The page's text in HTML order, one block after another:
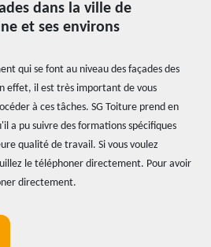
dans la ville de
et ses environs
qui se font au niveau des façades des
effet, il est très important de vous
à ces tâches. SG Toiture prend en
a pu suivre des formations spécifiques
qualité de travail. Si vous voulez
le téléphoner directement. Pour avoir
directement.